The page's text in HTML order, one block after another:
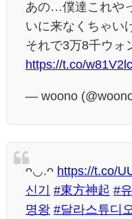
あの…僕達これや
いに来なくちゃい
それで3万8千ウォ
https://t.co/
— woono
ᴖ◡.ᴖ https://t.co/
신기
#東方神起 #
명왕 #달라스튜디오